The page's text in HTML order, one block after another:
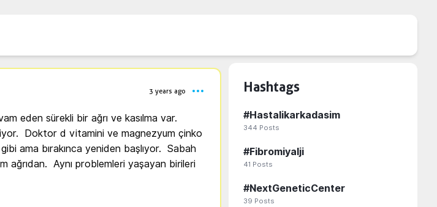
3 years ago
eden sürekli bir ağrı ve kasılma var.
Doktor d vitamini ve magnezyum çinko
ama bırakınca yeniden başlıyor.  Sabah
ağrıdan.  Aynı problemleri yaşayan birileri
Hashtags
#Hastalikarkadasim
344 Posts
#Fibromiyalji
41 Posts
#NextGeneticCenter
39 Posts